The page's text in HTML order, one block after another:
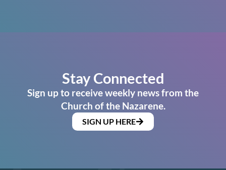
Stay Connected
Sign up to receive weekly news from the
Church of the Nazarene.
SIGN UP HERE